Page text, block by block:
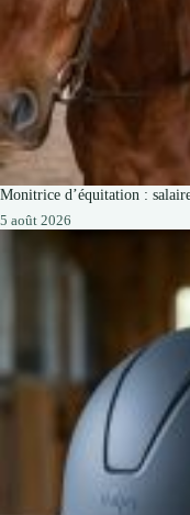
Monitrice d’équitation :
5 août 2026